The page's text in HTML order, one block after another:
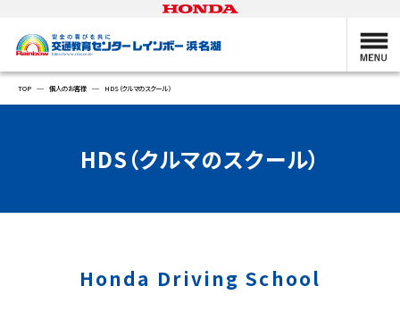
TOP 個人のお客様 HDS（クルマのスクール）
HDS（クルマのスクール）
Honda Driving School